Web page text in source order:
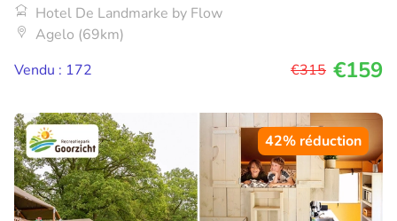
Hotel De Landmarke by Flow
Agelo (69km)
Vendu : 172
€315 €159
42% réduction